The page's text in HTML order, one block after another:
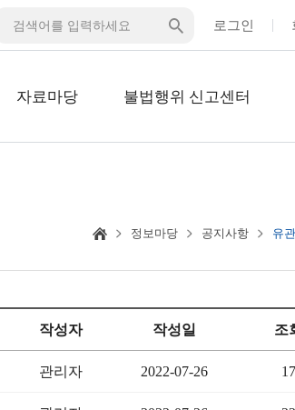
로그인
자료마당 불법행위 신고센터
정보마당 공지사항 유
작성자 작성일 조
관리자 2022-07-26 17